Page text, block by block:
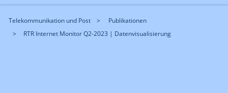
Telekommunikation und Post
Publikationen
RTR Internet Monitor Q2-2023 | Datenvisualisierung